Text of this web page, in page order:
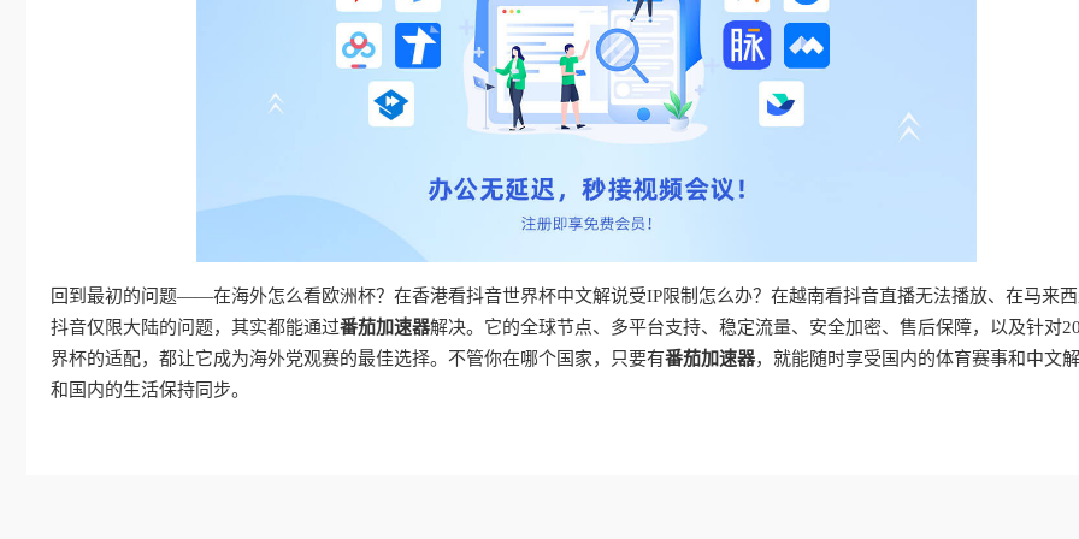
回到最初的问题——在海外怎么看欧洲杯？在香港看抖音世界杯中文解说受IP限制怎么办？在越南看抖音直播无法播放、在马来
抖音仅限大陆的问题，其实都能通过番茄加速器解决。它的全球节点、多平台支持、稳定流量、安全加密、售后保障，以及针对
界杯的适配，都让它成为海外党观赛的最佳选择。不管你在哪个国家，只要有番茄加速器，就能随时享受国内的体育赛事和中文解
和国内的生活保持同步。